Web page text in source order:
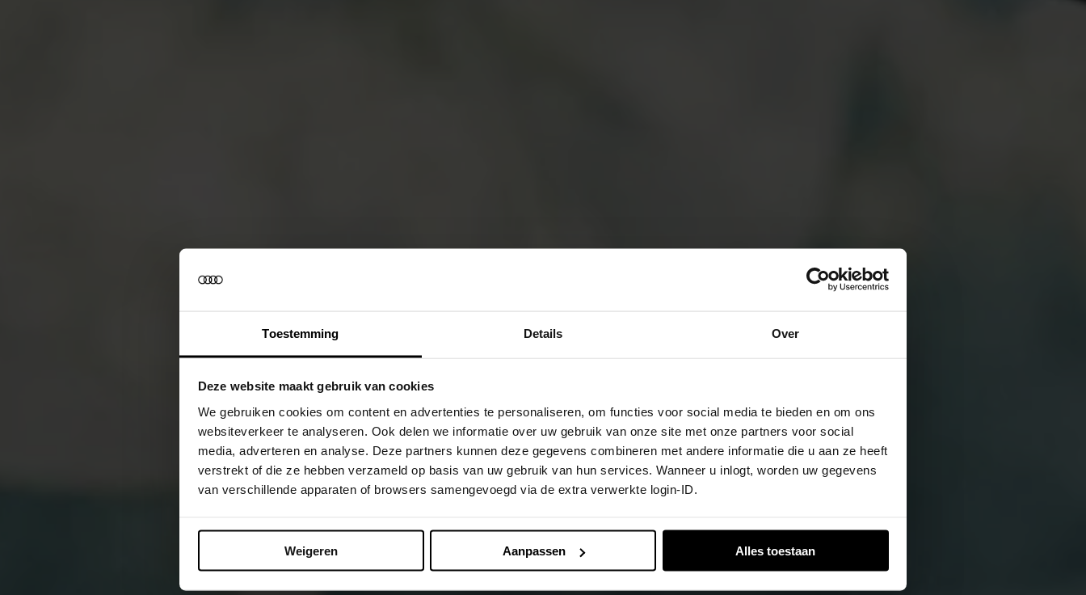
Toestemming Details Over
Deze website maakt gebruik van cookies
We gebruiken cookies om content en advertenties te personaliseren, om functies voor social media te bieden en om ons
websiteverkeer te analyseren. Ook delen we informatie over uw gebruik van onze site met onze partners voor social
media, adverteren en analyse. Deze partners kunnen deze gegevens combineren met andere informatie die u aan ze heeft
verstrekt of die ze hebben verzameld op basis van uw gebruik van hun services. Wanneer u inlogt, worden uw gegevens
van verschillende apparaten of browsers samengevoegd via de extra verwerkte login-ID.
Weigeren Aanpassen Alles toestaan